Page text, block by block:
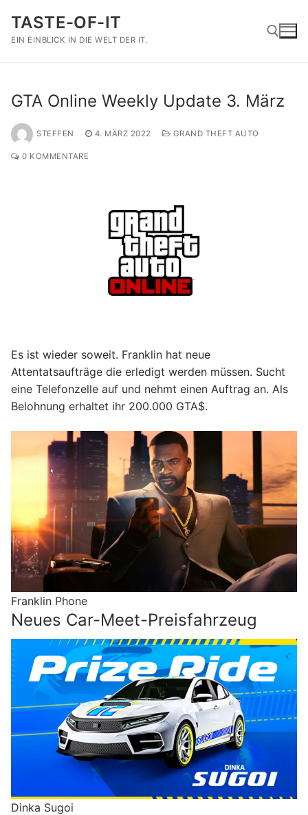
Inhalt
springen
TASTE-OF-IT
EIN EINBLICK IN DIE WELT DER IT.
GTA Online Weekly Update 3. März
STEFFEN 4. MÄRZ 2022 GRAND THEFT AUTO
0 KOMMENTARE
Es ist wieder soweit. Franklin hat neue
Attentatsaufträge die erledigt werden müssen. Sucht
eine Telefonzelle auf und nehmt einen Auftrag an. Als
Belohnung erhaltet ihr 200.000 GTA$.
Franklin Phone
Neues Car-Meet-Preisfahrzeug
Dinka Sugoi